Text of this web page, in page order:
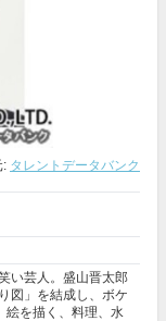
: タレントデータバンク
い芸人。盛山晋太郎
図」を結成し、ボケ
絵を描く、料理、水